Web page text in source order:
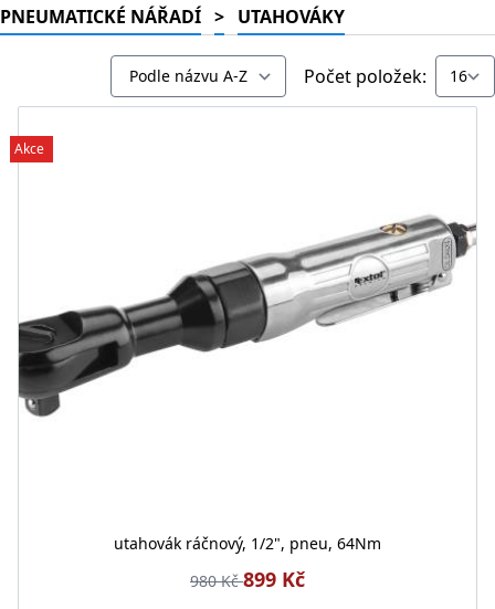
PNEUMATICKÉ NÁŘADÍ > UTAHOVÁKY
Počet položek:
Akce
utahovák ráčnový, 1/2", pneu, 64Nm
980 Kč899 Kč